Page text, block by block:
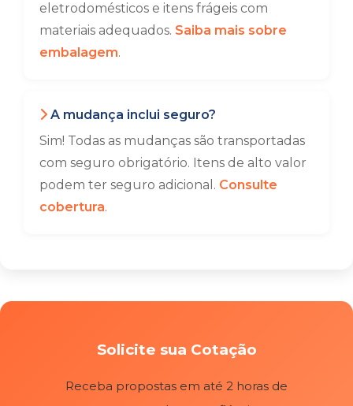
eletrodomésticos e itens frágeis com
materiais adequados. Saiba mais sobre
embalagem.
A mudança inclui seguro?
Sim! Todas as mudanças são transportadas
com seguro obrigatório. Itens de alto valor
podem ter seguro adicional. Consulte
cobertura.
Solicite sua Cotação
Receba propostas em até 2 horas de